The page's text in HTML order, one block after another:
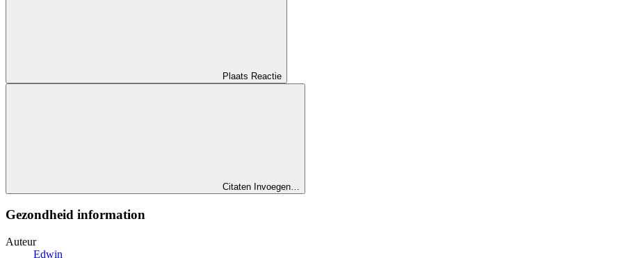
Plaats Reactie
Citaten Invoegen…
Gezondheid information
Auteur
Edwin